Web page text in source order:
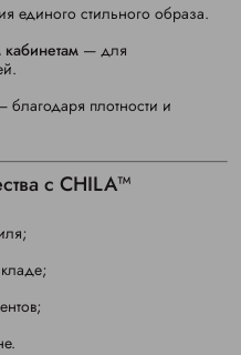
единого стильного образа.
— для
благодаря плотности и
с CHILA™